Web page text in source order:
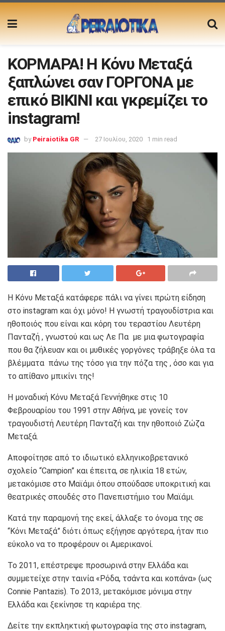
ΚΟPΜΑΡΑ! Η Κόνυ Μεταξά
ξαπλώνει σαν ΓΟΡΓΟΝΑ με
επικό ΒΙΚΙΝΙ και γκρεμίζει το
instagram!
by Peiraiotika GR 27 Ιουλίου, 2020 1 min read
Η Κόνυ Μεταξά κατάφερε πάλι να γίνει πρώτη είδηση
στο instagram και όχι μόνο! Η γνωστή τραγουδίστρια και
ηθοποιός που είναι και κόρη του τεραστίου Λευτέρη
Πανταζή , γνωστού και ως Λε Πα με μια φωτογραφία
που θα ζήλευαν και οι μυθικές γοργόνες τράβηξε όλα τα
βλέμματα πάνω της τόσο για την πόζα της , όσο και για
το απίθανο μπικίνι της!
Η μοναδική Κόνυ Μεταξά Γεννήθηκε στις 10
Φεβρουαρίου του 1991 στην Αθήνα, με γονείς τον
τραγουδιστή Λευτέρη Πανταζή και την ηθοποιό Ζώζα
Μεταξά.
Αποφοίτησε από το ιδιωτικό ελληνικοβρετανικό
σχολείο “Campion” και έπειτα, σε ηλικία 18 ετών,
μετακόμισε στο Μαϊάμι όπου σπούδασε υποκριτική και
θεατρικές σπουδές στο Πανεπιστήμιο του Μαϊάμι.
Κατά την παραμονή της εκεί, άλλαξε το όνομα της σε
“Κόνι Μεταξά” διότι όπως εξήγησε αργότερα, ήταν πιο
εύκολο να το προφέρουν οι Αμερικανοί.
Το 2011, επέστρεψε προσωρινά στην Ελλάδα και
συμμετείχε στην ταινία «Ρόδα, τσάντα και κοπάνα» (ως
Connie Pantazis). Το 2013, μετακόμισε μόνιμα στην
Ελλάδα και ξεκίνησε τη καριέρα της.
Δείτε την εκπληκτική φωτογραφία της στο instagram,